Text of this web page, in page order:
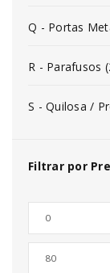
Q - Portas
R - Parafusos
S - Quilosa /
Filtrar por